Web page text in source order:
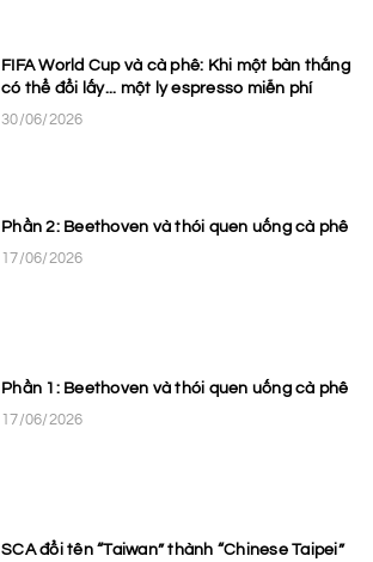
FIFA World Cup và cà phê: Khi một bàn thắng
có thể đổi lấy... một ly espresso miễn phí
30/06/2026
Phần 2: Beethoven và thói quen uống cà phê
17/06/2026
Phần 1: Beethoven và thói quen uống cà phê
17/06/2026
SCA đổi tên “Taiwan” thành “Chinese Taipei”